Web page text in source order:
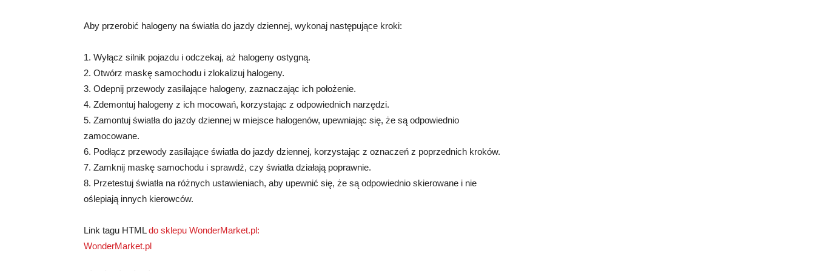
Aby przerobić halogeny na światła do jazdy dziennej, wykonaj następujące kroki:
1. Wyłącz silnik pojazdu i odczekaj, aż halogeny ostygną.
2. Otwórz maskę samochodu i zlokalizuj halogeny.
3. Odepnij przewody zasilające halogeny, zaznaczając ich położenie.
4. Zdemontuj halogeny z ich mocowań, korzystając z odpowiednich narzędzi.
5. Zamontuj światła do jazdy dziennej w miejsce halogenów, upewniając się, że są odpowiednio
zamocowane.
6. Podłącz przewody zasilające światła do jazdy dziennej, korzystając z oznaczeń z poprzednich kroków.
7. Zamknij maskę samochodu i sprawdź, czy światła działają poprawnie.
8. Przetestuj światła na różnych ustawieniach, aby upewnić się, że są odpowiednio skierowane i nie
oślepiają innych kierowców.
Link tagu HTMLdo sklepu WonderMarket.pl:
WonderMarket.pl